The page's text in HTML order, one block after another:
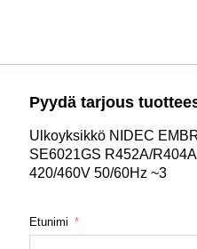
Pyydä tarjous
Ulkoyksikkö NIDEC
SE6021GS R452A/
420/460V 50/60Hz ~3
Etunimi